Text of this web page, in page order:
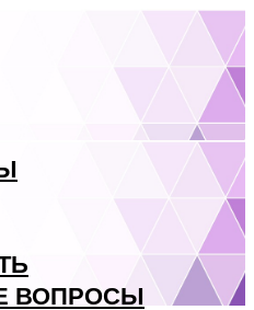
ВОПРОСЫ